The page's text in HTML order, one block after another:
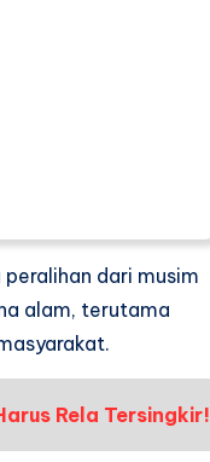
dari musim
alam, terutama
Rela Tersingkir!